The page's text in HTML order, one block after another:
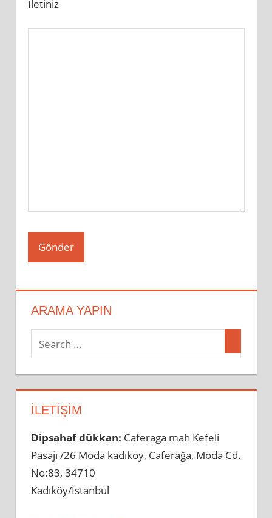
İletiniz
ARAMA YAPIN
İLETIŞIM
Dipsahaf dükkan: Caferaga mah Kefeli
Pasajı /26 Moda kadıkoy, Caferağa, Moda Cd.
No:83, 34710
Kadıköy/İstanbul